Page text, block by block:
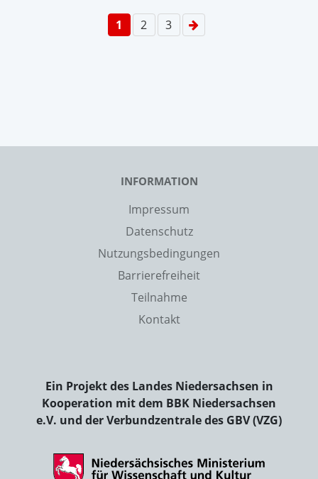
1 2 3
INFORMATION
Impressum
Datenschutz
Nutzungsbedingungen
Barrierefreiheit
Teilnahme
Kontakt
Ein Projekt des Landes Niedersachsen in
Kooperation mit dem BBK Niedersachsen
e.V. und der Verbundzentrale des GBV (VZG)